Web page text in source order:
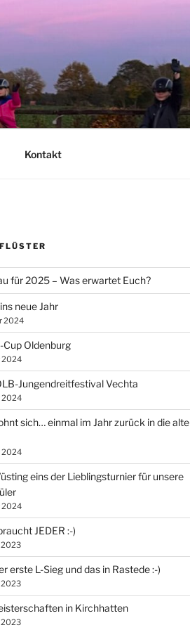
Kontakt
für 2025 – Was erwartet Euch?
neue Jahr
2024
Cup Oldenburg
2024
Jungendreitfestival Vechta
2024
sich… einmal im Jahr zurück in die alte
2024
eins der Lieblingsturnier für unsere
2024
JEDER :-)
2023
erste L-Sieg und das in Rastede :-)
2023
in Kirchhatten
2023